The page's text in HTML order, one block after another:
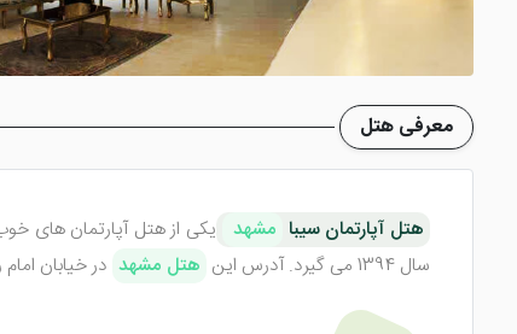
معرفی هتل
هتل آپارتمان سیبا مشهد
سال 1394 می گیرد. آدرس این
هتل مشهد در خیابان امام